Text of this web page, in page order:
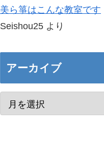
美ら箏はこんな教室です
Seishou25 より
アーカイブ